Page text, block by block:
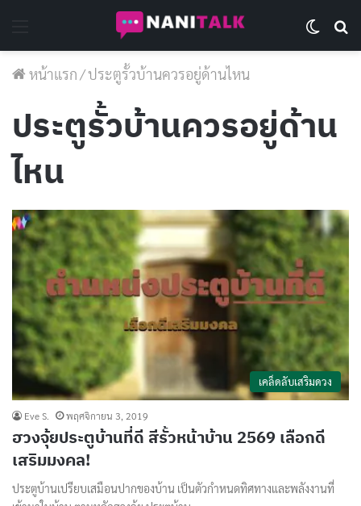
หน้าแรก/ประตูรั้วบ้านควรอยู่ด้านไหน
ประตูรั้วบ้านควรอยู่ด้าน
ไหน
เคล็ดลับเสริมดวง
Eve S. พฤศจิกายน 3, 2019
ฮวงจุ้ยประตูบ้านที่ดี สีรั้วหน้าบ้าน 2569 เลือกดี
เสริมมงคล!
ประตูบ้านเปรียบเสมือนปากของบ้าน เป็นตัวกำหนดทิศทางและพลังงานที่